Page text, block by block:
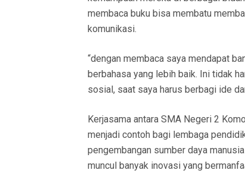
membaca buku bisa membatu
komunikasi.
“dengan membaca saya mendapat
berbahasa yang lebih baik. Ini tidak
sosial, saat saya harus berbagi ide
Kerjasama antara SMA Negeri 2
menjadi contoh bagi lembaga
pengembangan sumber daya
muncul banyak inovasi yang